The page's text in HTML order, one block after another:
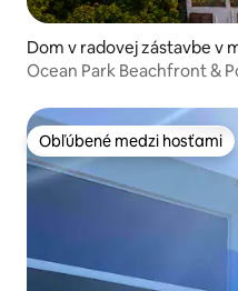
Dom v radovej zástavbe v
Ocean Park Beachfront &
Obľúbené medzi hosťami
Obľúbené medzi hosťami